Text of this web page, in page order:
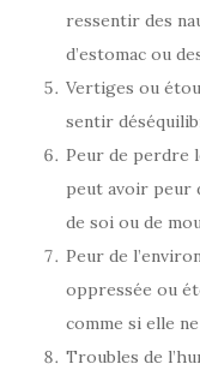
ressentir des
d’estomac ou
Vertiges ou
sentir
Peur de perdre
peut avoir peur
de soi ou de
Peur de
oppressée ou
comme si elle
Troubles de